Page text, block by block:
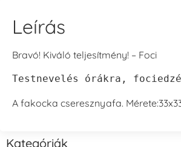
Leírás
Bravó! Kiváló teljesítmény! – Foci
Testnevelés órákra,
A fakocka cseresznyafa.
Kategóriák